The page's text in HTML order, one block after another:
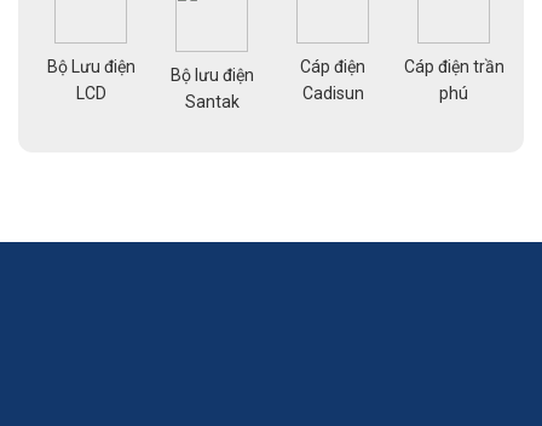
Bộ Lưu điện
LCD
Bộ lưu điện
Santak
Cáp điện
Cadisun
Cáp điện trần
phú